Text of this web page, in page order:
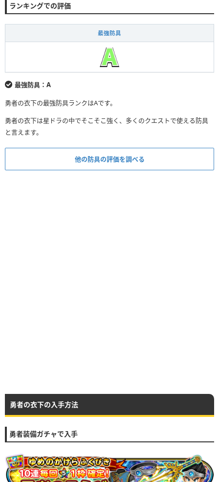
ランキングでの評価
最強防具
最強防具：A
勇者の衣下の最強防具ランクはAです。
勇者の衣下は星ドラの中でそこそこ強く、多くのクエストで使える防具
と言えます。
他の防具の評価を調べる
勇者の衣下の入手方法
勇者装備ガチャで入手